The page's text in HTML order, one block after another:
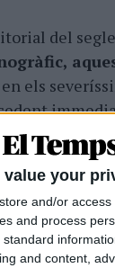
value your
store and/or
and process
and content,
del
els
explotar la
paraules
més
dels lectors
Mireia
monografia